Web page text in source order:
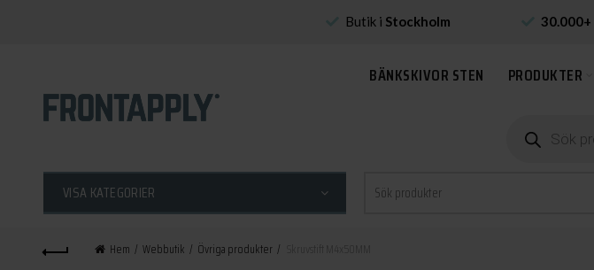
BÄNKSKIVOR STEN PRODUKTER
VISA KATEGORIER
efter:
Hem Webbutik Övriga produkter
Butik i Stockholm 30.000+